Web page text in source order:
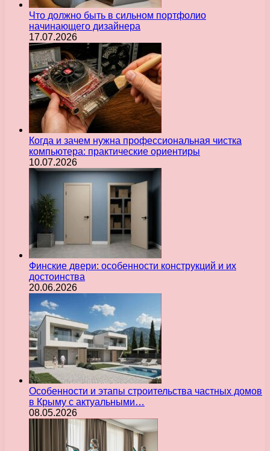
Что должно быть в сильном портфолио
начинающего дизайнера
17.07.2026
Когда и зачем нужна профессиональная чистка
компьютера: практические ориентиры
10.07.2026
Финские двери: особенности конструкций и их
достоинства
20.06.2026
Особенности и этапы строительства частных домов
в Крыму с актуальными…
08.05.2026